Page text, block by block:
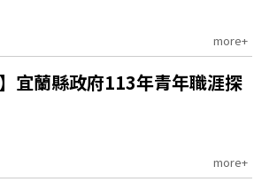
more+
】宜蘭縣政府113年青年職涯探
more+